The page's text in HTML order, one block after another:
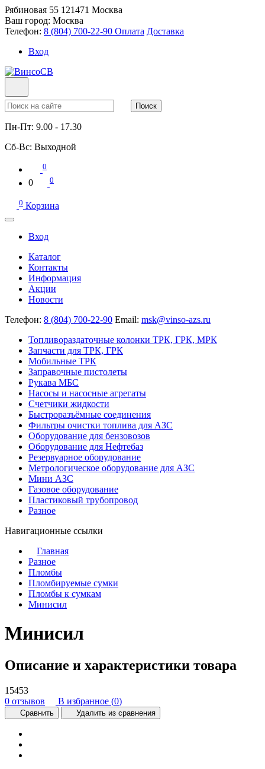
Рябиновая 55 121471 Москва
Ваш город: Москва
Телефон: 8 (804) 700-22-90 Оплата Доставка
Вход
Поиск
Пн-Пт: 9.00 - 17.30
Сб-Вс: Выходной
0
0 0
0 Корзина
Вход
Каталог
Контакты
Информация
Акции
Новости
Телефон: 8 (804) 700-22-90 Email: msk@vinso-azs.ru
Топливораздаточные колонки ТРК, ГРК, МРК
Запчасти для ТРК, ГРК
Мобильные ТРК
Заправочные пистолеты
Рукава МБС
Насосы и насосные агрегаты
Счетчики жидкости
Быстроразъёмные соединения
Фильтры очистки топлива для АЗС
Оборудование для бензовозов
Оборудование для Нефтебаз
Резервуарное оборудование
Метрологическое оборудование для АЗС
Мини АЗС
Газовое оборудование
Пластиковый трубопровод
Разное
Навигационные ссылки
Главная
Разное
Пломбы
Пломбируемые сумки
Пломбы к сумкам
Минисил
Минисил
Описание и характеристики товара
15453
0 отзывов
В избранное (0)
Сравнить Удалить из сравнения